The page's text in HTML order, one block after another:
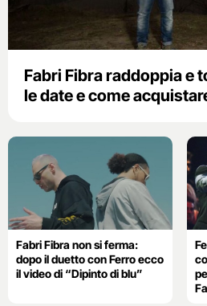
Fabri Fibra raddoppia e
le date e come
Fabri Fibra non si ferma:
dopo il duetto con Ferro ecco
il video di “Dipinto di blu”